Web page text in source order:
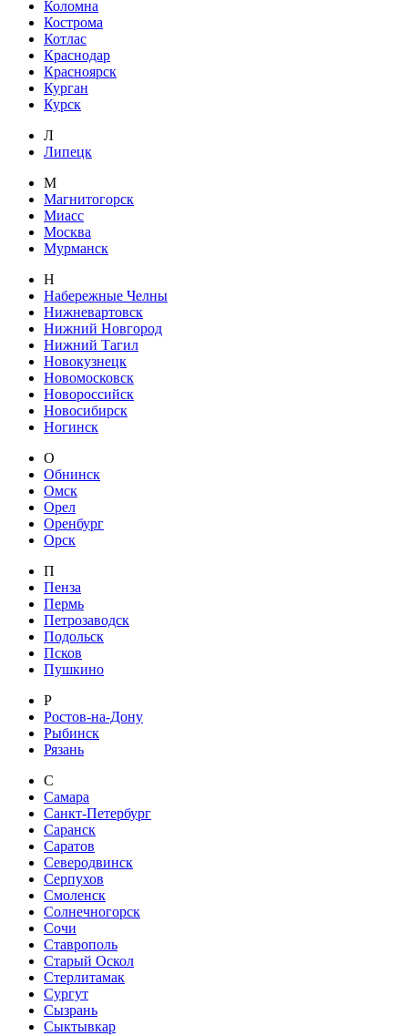
Коломна
Кострома
Котлас
Краснодар
Красноярск
Курган
Курск
Л
Липецк
М
Магнитогорск
Миасс
Москва
Мурманск
Н
Набережные Челны
Нижневартовск
Нижний Новгород
Нижний Тагил
Новокузнецк
Новомосковск
Новороссийск
Новосибирск
Ногинск
О
Обнинск
Омск
Орел
Оренбург
Орск
П
Пенза
Пермь
Петрозаводск
Подольск
Псков
Пушкино
Р
Ростов-на-Дону
Рыбинск
Рязань
С
Самара
Санкт-Петербург
Саранск
Саратов
Северодвинск
Серпухов
Смоленск
Солнечногорск
Сочи
Ставрополь
Старый Оскол
Стерлитамак
Сургут
Сызрань
Сыктывкар